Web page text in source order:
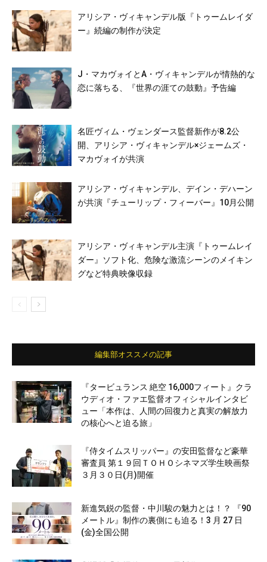
アリシア・ヴィキャンデル版『トゥームレイダ
ー』続編の制作が決定
J・マカヴォイとA・ヴィキャンデルが情熱的な
恋に落ちる、『世界の涯ての鼓動』予告編
名匠ヴィム・ヴェンダース監督新作が8.2公
開、アリシア・ヴィキャンデル×ジェームズ・
マカヴォイが共演
アリシア・ヴィキャンデル、デイン・デハーン
が共演『チューリップ・フィーバー』10月公開
アリシア・ヴィキャンデル主演『トゥームレイ
ダー』ソフト化、危険な激流シーンのメイキン
グなど特典映像収録
編集部オススメの記事
『タービュランス 絶空 16,000フィート』クラ
ウディオ・ファエ監督オフィシャルインタビ
ュー「本作は、人間の回復力と真実の解放力
の核心へと迫る旅」
『侍タイムスリッパー』の安田監督など豪華
審査員 第１９回ＴＯＨＯシネマズ学生映画祭
３月３０日(月)開催
新進気鋭の監督・中川駿の魅力とは！？ 『90
メートル』制作の裏側にも迫る！3 月 27 日
(金)全国公開